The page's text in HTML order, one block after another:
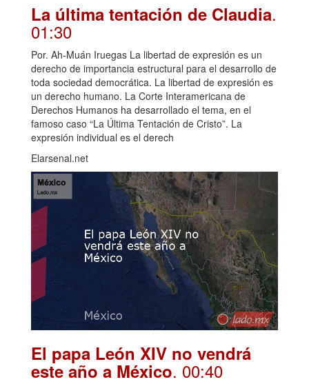
La última tentación de Claudia.
01:30
Por. Ah-Muán Iruegas La libertad de expresión es un
derecho de importancia estructural para el desarrollo de
toda sociedad democrática. La libertad de expresión es
un derecho humano. La Corte Interamericana de
Derechos Humanos ha desarrollado el tema, en el
famoso caso “La Última Tentación de Cristo”. La
expresión individual es el derech
Elarsenal.net
El papa León XIV no vendrá
este año a México. 00:40